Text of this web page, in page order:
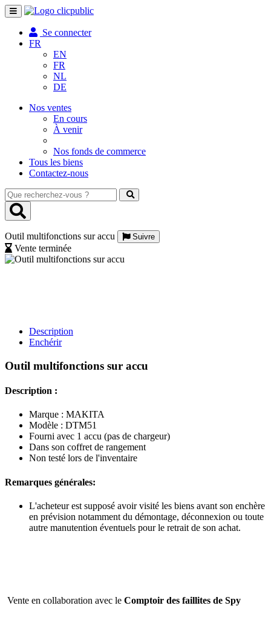
Toggle
navigation
Se connecter
FR
EN
FR
NL
DE
Nos ventes
En cours
À venir
Nos fonds de commerce
Tous les biens
Contactez-nous
Que
recherchez-
vous
Outil multifonctions sur accu
Suivre
Vente terminée
Description
Enchérir
Outil multifonctions sur accu
Description :
Marque : MAKITA
Modèle : DTM51
Fourni avec 1 accu (pas de chargeur)
Dans son coffret de rangement
Non testé lors de l'inventaire
Remarques générales:
L'acheteur est supposé avoir visité les biens avant son enchère
en prévision notamment du démontage, déconnexion ou toute
autre manutention éventuels pour le retrait de son achat.
Vente en collaboration avec le Comptoir des faillites de Spy